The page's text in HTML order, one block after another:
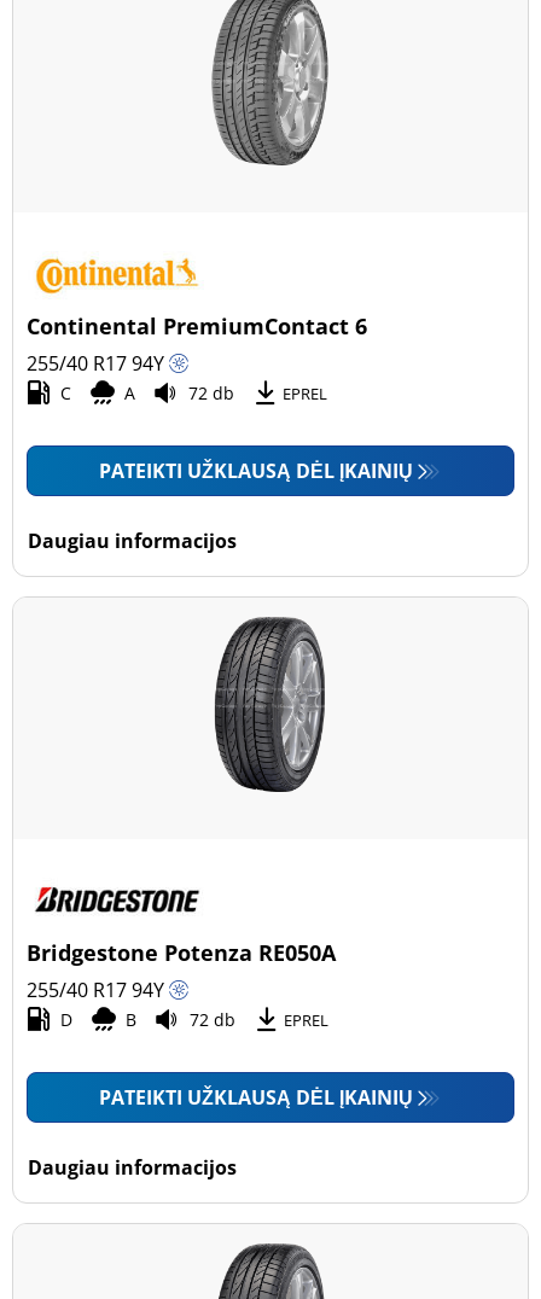
Continental PremiumContact 6
255/40 R1794Y
C A 72 db EPREL
PATEIKTI UŽKLAUSĄ DĖL ĮKAINIŲ
Daugiau informacijos
Bridgestone Potenza RE050A
255/40 R1794Y
D B 72 db EPREL
PATEIKTI UŽKLAUSĄ DĖL ĮKAINIŲ
Daugiau informacijos